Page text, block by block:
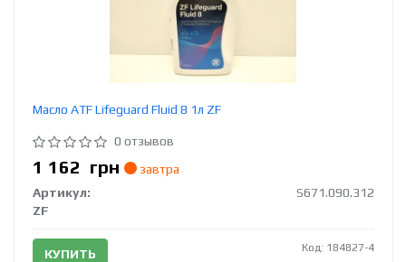
Масло ATF Lifeguard Fluid 8 1л ZF
0 отзывов
1 162 грн
завтра
Артикул:
S671.090.312
ZF
КУПИТЬ Код: 184827-4